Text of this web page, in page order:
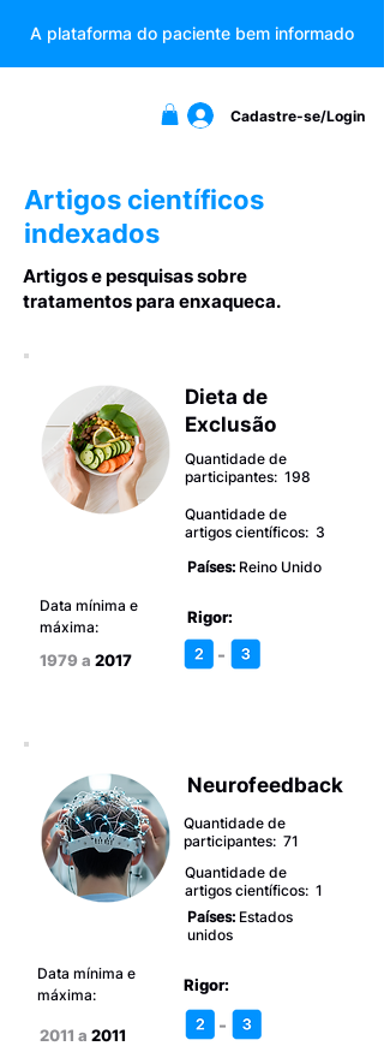
A plataforma do paciente bem informado
Cadastre-se/Login
Artigos científicos
indexados
Artigos e pesquisas sobre
tratamentos para enxaqueca.
Dieta de
Exclusão
Quantidade de
participantes: 198
Quantidade de
artigos científicos: 3
Países: Reino Unido
Data mínima e
máxima:
1979 a 2017
Rigor:
-
Neurofeedback
Quantidade de
participantes: 71
Quantidade de
artigos científicos: 1
Países: Estados
unidos
Data mínima e
máxima:
2011 a 2011
Rigor:
-